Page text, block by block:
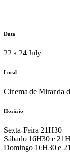
Data
22 a 24 July
Local
Cinema de Miranda
Horário
Sexta-Feira 21H30
Sábado 16H30 e
Domingo 16H30 e